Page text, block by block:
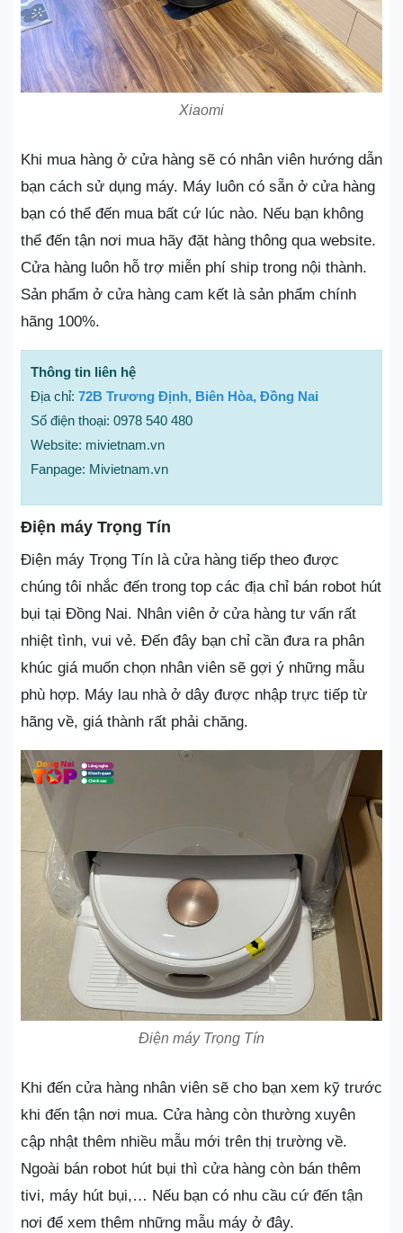
Xiaomi
Khi mua hàng ở cửa hàng sẽ có nhân viên hướng dẫn
bạn cách sử dụng máy. Máy luôn có sẵn ở cửa hàng
bạn có thể đến mua bất cứ lúc nào. Nếu bạn không
thể đến tận nơi mua hãy đặt hàng thông qua website.
Cửa hàng luôn hỗ trợ miễn phí ship trong nội thành.
Sản phẩm ở cửa hàng cam kết là sản phẩm chính
hãng 100%.
Thông tin liên hệ
Địa chỉ: 72B Trương Định, Biên Hòa, Đồng Nai
Số điện thoại: 0978 540 480‬
Website: mivietnam.vn
Fanpage: Mivietnam.vn
Điện máy Trọng Tín
Điện máy Trọng Tín là cửa hàng tiếp theo được
chúng tôi nhắc đến trong top các địa chỉ bán robot hút
bụi tại Đồng Nai. Nhân viên ở cửa hàng tư vấn rất
nhiệt tình, vui vẻ. Đến đây bạn chỉ cần đưa ra phân
khúc giá muốn chọn nhân viên sẽ gợi ý những mẫu
phù hợp. Máy lau nhà ở dây được nhập trực tiếp từ
hãng về, giá thành rất phải chăng.
Điện máy Trọng Tín
Khi đến cửa hàng nhân viên sẽ cho bạn xem kỹ trước
khi đến tận nơi mua. Cửa hàng còn thường xuyên
cập nhật thêm nhiều mẫu mới trên thị trường về.
Ngoài bán robot hút bụi thì cửa hàng còn bán thêm
tivi, máy hút bụi,… Nếu bạn có nhu cầu cứ đến tận
nơi để xem thêm những mẫu máy ở đây.